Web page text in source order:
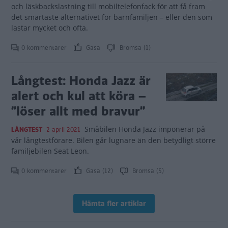
och läskbackslastning till mobiltelefonfack för att få fram
det smartaste alternativet för barnfamiljen – eller den som
lastar mycket och ofta.
0 kommentarer Gasa Bromsa (1)
Långtest: Honda Jazz är
alert och kul att köra –
”löser allt med bravur”
LÅNGTEST 2 april 2021 Småbilen Honda Jazz imponerar på
vår långtestförare. Bilen går lugnare än den betydligt större
familjebilen Seat Leon.
0 kommentarer Gasa (12) Bromsa (5)
Hämta fler artiklar